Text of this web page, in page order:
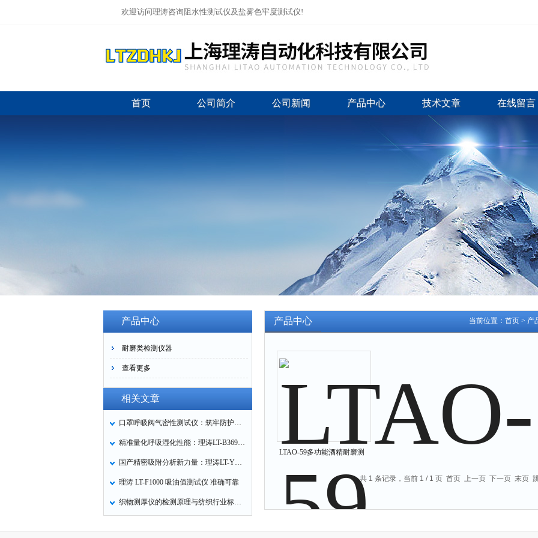
欢迎访问理涛咨询阻水性测试仪及盐雾色牢度测试仪!
首页 公司简介 公司新闻 产品中心 技术文章 在线留言
产品中心
耐磨类检测仪器
查看更多
相关文章
口罩呼吸阀气密性测试仪：筑牢防护口罩的质量关卡
精准量化呼吸湿化性能：理涛LT-B369湿化器数据采集装置技术解析
国产精密吸附分析新力量：理涛LT-Y019A全自动高压吸附仪的性能与应用解析
理涛 LT-F1000 吸油值测试仪 准确可靠
织物测厚仪的检测原理与纺织行业标准化应用
当前位置： 首页 > 产
产品中心
LTAO-59多功能酒精耐磨测
共 1 条记录，当前 1 / 1 页 首页 上一页 下一页 末页